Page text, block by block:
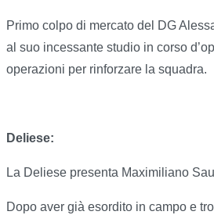
Primo colpo di mercato del DG
al suo incessante studio in corso
operazioni per rinforzare la squadra.
Deliese:
La Deliese presenta Maximiliano
Dopo aver già esordito in campo e